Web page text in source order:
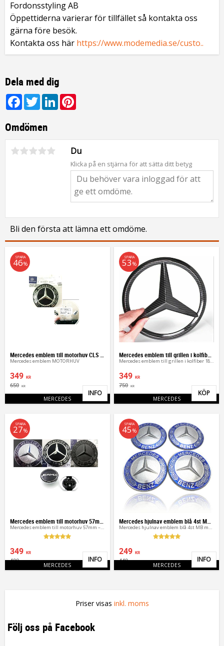
Fordonsstyling AB
Öppettiderna varierar för tillfället så kontakta oss
gärna före besök.
Kontakta oss här https://www.modemedia.se/custo..
Dela med dig
Facebook
TwitterLinkedIn
Omdömen
Du
Klicka på en stjärna för att sätta ditt betyg
Bli den första att lämna ett omdöme.
Mercedes emblem MOTORHUV
349 KR
650 KR
SPARA
46%
MERCEDES Lägg till i favoriter
INFO
Mercedes emblem till grillen i kolfiber 18,5 cm
349 KR
750 KR
SPARA
53 %
MERCEDES
KÖP
Mercedes emblem till motorhuv 57mm – Blå, Svart & AMG
Mercedes emblem till motorhuv 57mm – Blå, Svart & AMG
349 KR
480
SPARA
27%
MERCEDES Lägg till i favoriter
INFO
Mercedes hjulnav emblem blå 4st MB märke
Mercedes hjulnav emblem blå 4st MB märke
249 KR
449
SPARA
45 %
MERCEDES
INFO
Priser visas inkl. moms
Följ oss på Facebook